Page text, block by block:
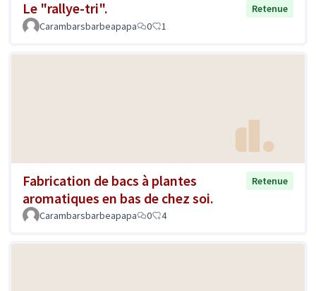
Le "rallye-tri".
Retenue
Carambarsbarbeapapa
0 1
Fabrication de bacs à plantes
aromatiques en bas de chez soi.
Retenue
Carambarsbarbeapapa 0 4